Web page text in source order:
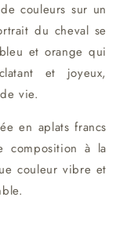
couleurs sur un
du cheval se
et orange qui
et joyeux,
vie.
en aplats francs
composition à la
couleur vibre et